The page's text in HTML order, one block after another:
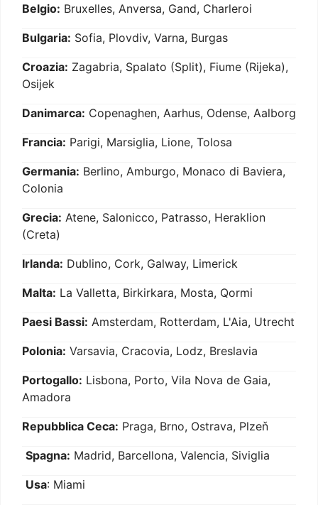
Belgio: Bruxelles, Anversa, Gand, Charleroi
Bulgaria: Sofia, Plovdiv, Varna, Burgas
Croazia: Zagabria, Spalato (Split), Fiume (Rijeka),
Osijek
Danimarca: Copenaghen, Aarhus, Odense, Aalborg
Francia: Parigi, Marsiglia, Lione, Tolosa
Germania: Berlino, Amburgo, Monaco di Baviera,
Colonia
Grecia: Atene, Salonicco, Patrasso, Heraklion
(Creta)
Irlanda: Dublino, Cork, Galway, Limerick
Malta: La Valletta, Birkirkara, Mosta, Qormi
Paesi Bassi: Amsterdam, Rotterdam, L'Aia, Utrecht
Polonia: Varsavia, Cracovia, Lodz, Breslavia
Portogallo: Lisbona, Porto, Vila Nova de Gaia,
Amadora
Repubblica Ceca: Praga, Brno, Ostrava, Plzeň
Spagna: Madrid, Barcellona, Valencia, Siviglia
Usa: Miami